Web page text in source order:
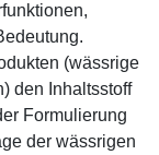
(wässrige
den Inhaltsstoff
Formulierung
der wässrigen